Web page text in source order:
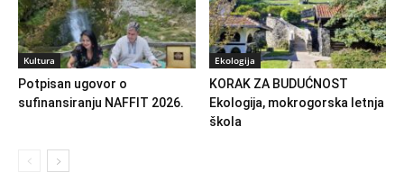
Kultura
Potpisan ugovor o
sufinansiranju NAFFIT 2026.
Ekologija
KORAK ZA BUDUĆNOST
Ekologija, mokrogorska letnja
škola